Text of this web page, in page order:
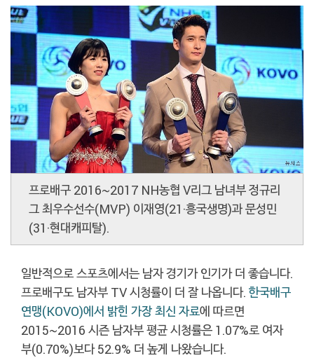
프로배구 2016~2017 NH농협 V리그 남녀부 정규리
그 최우수선수(MVP) 이재영(21·흥국생명)과 문성민
(31·현대캐피탈).
일반적으로 스포츠에서는 남자 경기가 인기가 더 좋습니다.
프로배구도 남자부 TV 시청률이 더 잘 나옵니다. 한국배구
연맹(KOVO)에서 밝힌 가장 최신 자료에 따르면
2015~2016 시즌 남자부 평균 시청률은 1.07%로 여자
부(0.70%)보다 52.9% 더 높게 나왔습니다.